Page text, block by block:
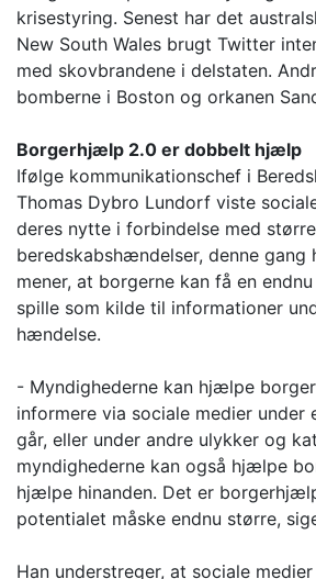
krisestyring. Senest har det
New South Wales brugt Twitter
med skovbrandene i delstaten.
bomberne i Boston og orkanen
Borgerhjælp 2.0 er dobbelt hjælp
Ifølge kommunikationschef i
Thomas Dybro Lundorf viste
deres nytte i forbindelse med større
beredskabshændelser, denne gang
mener, at borgerne kan få en
spille som kilde til informationer
hændelse.
- Myndighederne kan hjælpe
informere via sociale medier under
går, eller under andre ulykker og
myndighederne kan også hjælpe
hjælpe hinanden. Det er
potentialet måske endnu større,
Han understreger, at sociale